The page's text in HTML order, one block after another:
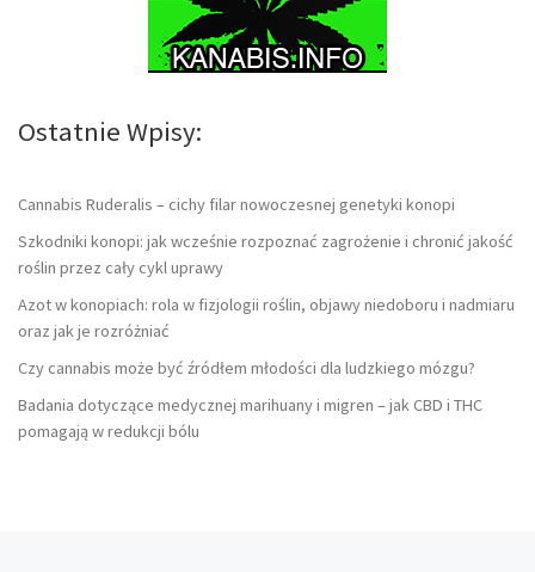
Ostatnie Wpisy:
Cannabis Ruderalis – cichy filar nowoczesnej genetyki konopi
Szkodniki konopi: jak wcześnie rozpoznać zagrożenie i chronić jakość
roślin przez cały cykl uprawy
Azot w konopiach: rola w fizjologii roślin, objawy niedoboru i nadmiaru
oraz jak je rozróżniać
Czy cannabis może być źródłem młodości dla ludzkiego mózgu?
Badania dotyczące medycznej marihuany i migren – jak CBD i THC
pomagają w redukcji bólu